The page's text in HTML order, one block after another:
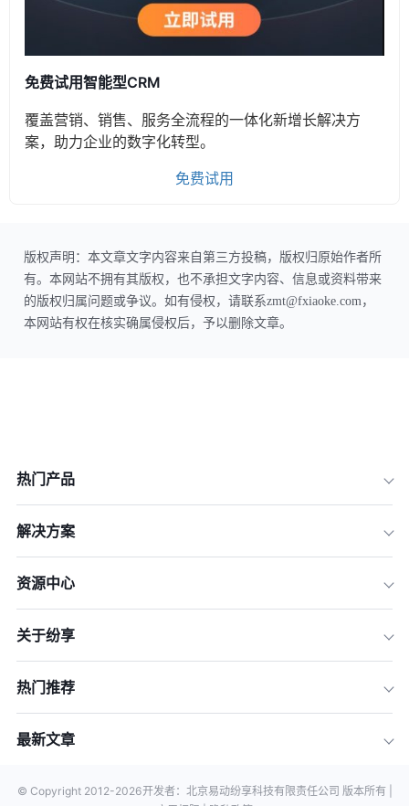
免费试用智能型CRM
覆盖营销、销售、服务全流程的一体化新增长解决方
案，助力企业的数字化转型。
免费试用
版权声明：本文章文字内容来自第三方投稿，版权归原始作者所
有。本网站不拥有其版权，也不承担文字内容、信息或资料带来
的版权归属问题或争议。如有侵权，请联系zmt@fxiaoke.com，
本网站有权在核实确属侵权后，予以删除文章。
热门产品
解决方案
资源中心
关于纷享
热门推荐
最新文章
© Copyright 2012-2026开发者：北京易动纷享科技有限责任公司 版本所有 |